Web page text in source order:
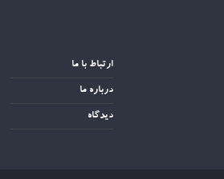
ارتباط با ما
درباره ما
دیدگاه